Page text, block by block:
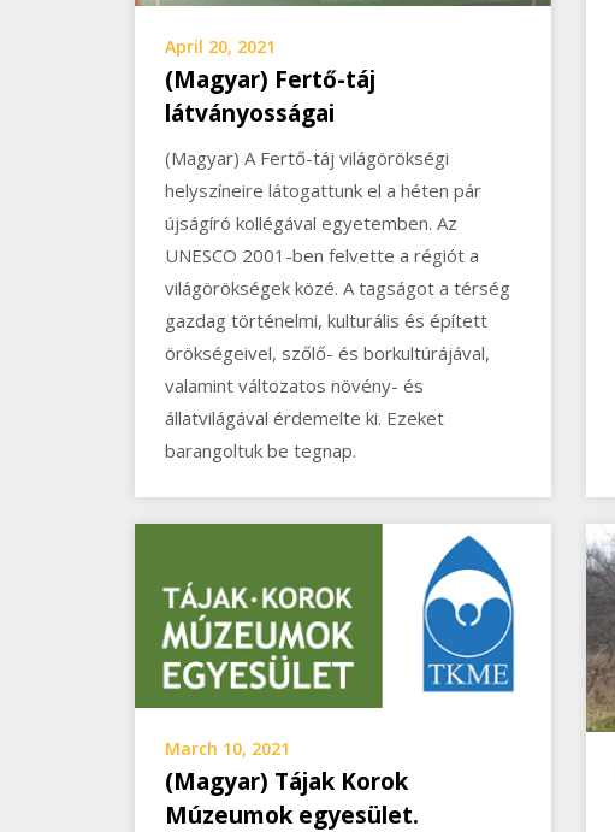
April 20, 2021
(Magyar) Fertő-táj
látványosságai
(Magyar) A Fertő-táj világörökségi
helyszíneire látogattunk el a héten pár
újságíró kollégával egyetemben. Az
UNESCO 2001-ben felvette a régiót a
világörökségek közé. A tagságot a térség
gazdag történelmi, kulturális és épített
örökségeivel, szőlő- és borkultúrájával,
valamint változatos növény- és
állatvilágával érdemelte ki. Ezeket
barangoltuk be tegnap.
March 10, 2021
(Magyar) Tájak Korok
Múzeumok egyesület.